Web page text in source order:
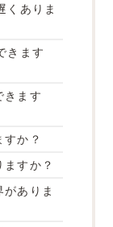
くありま
きます
きます
か？
すか？
ありま